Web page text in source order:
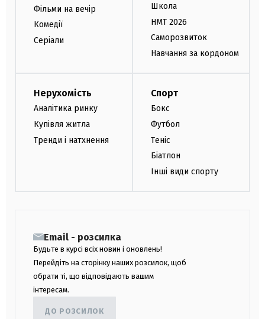
Фільми на вечір
Комедії
Серіали
Школа
НМТ 2026
Саморозвиток
Навчання за кордоном
Нерухомість
Аналітика ринку
Купівля житла
Тренди і натхнення
Спорт
Бокс
Футбол
Теніс
Біатлон
Інші види спорту
Email - розсилка
Будьте в курсі всіх новин і оновлень!
Перейдіть на сторінку наших розсилок, щоб
обрати ті, що відповідають вашим
інтересам.
ДО РОЗСИЛОК